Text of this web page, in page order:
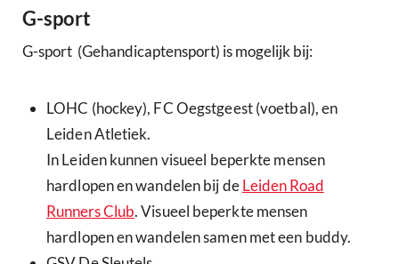
G-sport
G-sport (Gehandicaptensport) is mogelijk bij:
LOHC (hockey), FC Oegstgeest (voetbal), en
Leiden Atletiek.
In Leiden kunnen visueel beperkte mensen
hardlopen en wandelen bij deLeiden Road
Runners Club. Visueel beperkte mensen
hardlopen en wandelen samen met een buddy.